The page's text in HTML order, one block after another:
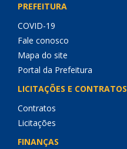
PREFEITURA
COVID-19
Fale conosco
Mapa do site
Portal da Prefeitura
LICITAÇÕES E CONTRATOS
Contratos
Licitações
FINANÇAS